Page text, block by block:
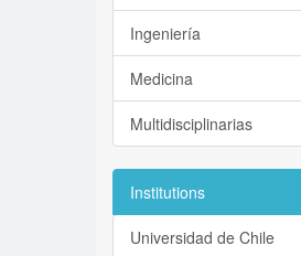
Ingeniería
Medicina
Multidisciplinarias
Institutions
Universidad de Chile